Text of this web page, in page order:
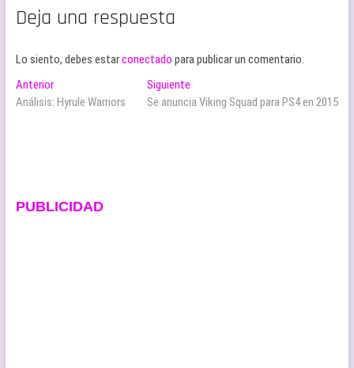
Deja una respuesta
Lo siento, debes estarconectado para publicar un comentario.
Navegación
de
AnteriorEntrada
anterior:
Análisis: Hyrule Warriors
Siguiente
siguiente:
Se anuncia Viking Squad para PS4 en 2015
PUBLICIDAD